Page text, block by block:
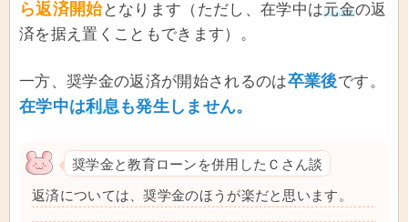
ら返済開始となります（ただし、在学中は元金の返
済を据え置くこともできます）。
一方、奨学金の返済が開始されるのは卒業後です。
在学中は利息も発生しません。
奨学金と教育ローンを併用したＣさん談
返済については、奨学金のほうが楽だと思います。